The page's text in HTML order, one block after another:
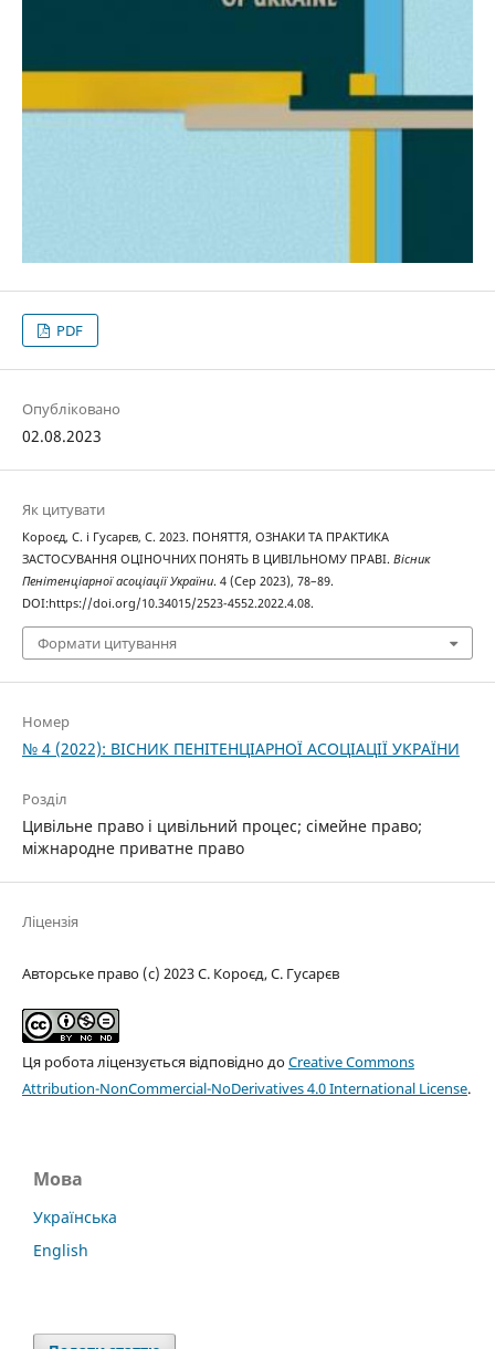
PDF
Опубліковано
02.08.2023
Як цитувати
Короєд, С. і Гусарєв, С. 2023. ПОНЯТТЯ, ОЗНАКИ ТА ПРАКТИКА
ЗАСТОСУВАННЯ ОЦІНОЧНИХ ПОНЯТЬ В ЦИВІЛЬНОМУ ПРАВІ. Вісник
Пенітенціарної асоціації України. 4 (Сер 2023), 78–89.
DOI:https://doi.org/10.34015/2523-4552.2022.4.08.
Формати цитування
Номер
№ 4 (2022): ВІСНИК ПЕНІТЕНЦІАРНОЇ АСОЦІАЦІЇ УКРАЇНИ
Розділ
Цивільне право і цивільний процес; cімейне право;
міжнародне приватне право
Ліцензія
Авторське право (c) 2023 С. Короєд, С. Гусарєв
Ця робота ліцензується відповідно доCreative Commons
Attribution-NonCommercial-NoDerivatives 4.0 International License.
Мова
Українська
English